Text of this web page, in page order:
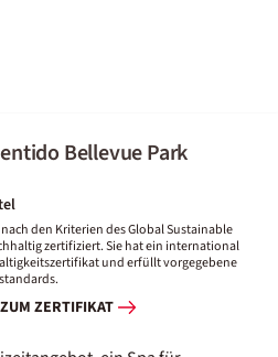
Bellevue Park
den Kriterien des Global Sustainable
zertifiziert. Sie hat ein international
und erfüllt vorgegebene
ZERTIFIKAT